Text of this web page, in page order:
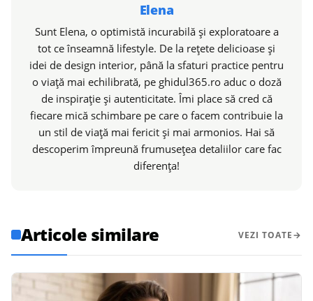
Elena
Sunt Elena, o optimistă incurabilă și exploratoare a
tot ce înseamnă lifestyle. De la rețete delicioase și
idei de design interior, până la sfaturi practice pentru
o viață mai echilibrată, pe ghidul365.ro aduc o doză
de inspirație și autenticitate. Îmi place să cred că
fiecare mică schimbare pe care o facem contribuie la
un stil de viață mai fericit și mai armonios. Hai să
descoperim împreună frumusețea detaliilor care fac
diferența!
Articole similare VEZI TOATE